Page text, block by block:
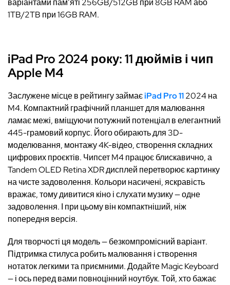
варіантами пам’яті 256GB/512GB при 8GB RAM або
1TB/2TB при 16GB RAM.
iPad Pro 2024 року: 11 дюймів і чип
Apple M4
Заслужене місце в рейтингу займаєiPad Pro 112024 на
M4. Компактний графічний планшет для малювання
ламає межі, вміщуючи потужний потенціал в елегантний
445-грамовий корпус. Його обирають для 3D-
моделювання, монтажу 4K-відео, створення складних
цифрових проєктів. Чипсет M4 працює блискавично, а
Tandem OLED Retina XDR дисплей перетворює картинку
на чисте задоволення. Кольори насичені, яскравість
вражає, тому дивитися кіно і слухати музику — одне
задоволення. І при цьому він компактніший, ніж
попередня версія.
Для творчості ця модель — безкомпромісний варіант.
Підтримка стилуса робить малювання і створення
нотаток легкими та приємними. Додайте Magic Keyboard
— і ось перед вами повноцінний ноутбук. Той, хто бажає